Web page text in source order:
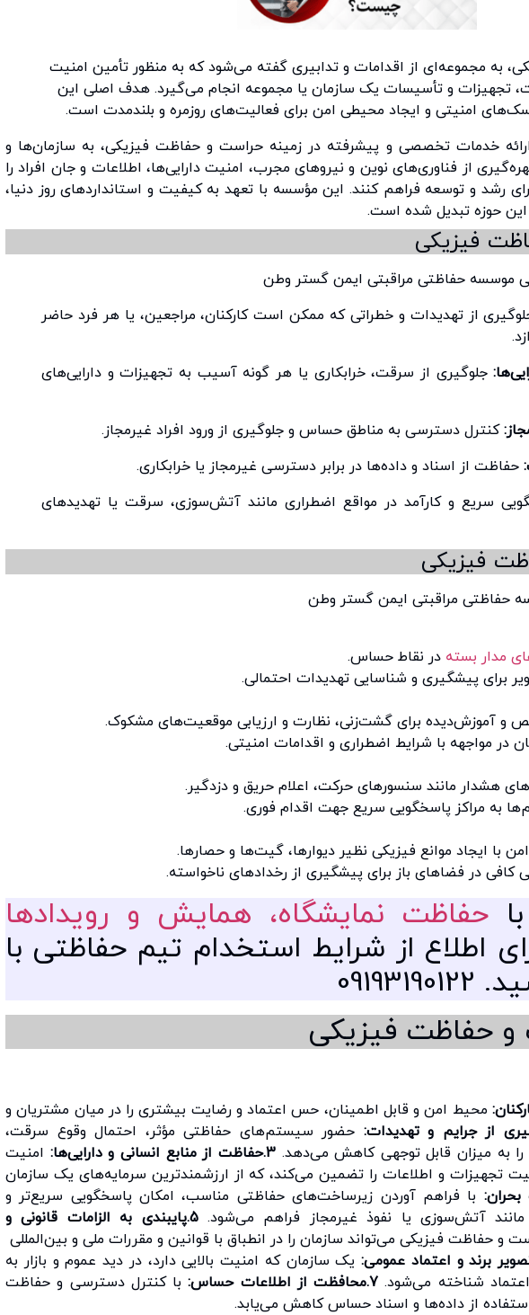
به مجموعه‌ای از اقدامات و تدابیری گفته می‌شود که به منظور تأمین امنیت
تجهیزات و تأسیسات یک سازمان یا مجموعه انجام می‌گیرد. هدف اصلی این
امنیتی و ایجاد محیطی امن برای فعالیت‌های روزمره و بلندمدت است.
خدمات تخصصی و پیشرفته در زمینه حراست و حفاظت فیزیکی، به سازمان‌ها و
از فناوری‌های نوین و نیروهای مجرب، امنیت دارایی‌ها، اطلاعات و جان افراد را
رشد و توسعه فراهم کنند. این مؤسسه با تعهد به کیفیت و استانداردهای روز دنیا،
این حوزه تبدیل شده است.
فیزیکی
از تهدیدات و خطراتی که ممکن است کارکنان، مراجعین، یا هر فرد حاضر
جلوگیری از سرقت، خرابکاری یا هر گونه آسیب به تجهیزات و دارایی‌های
کنترل دسترسی به مناطق حساس و جلوگیری از ورود افراد غیرمجاز.
حفاظت از اسناد و داده‌ها در برابر دسترسی غیرمجاز یا خرابکاری.
سریع و کارآمد در مواقع اضطراری مانند آتش‌سوزی، سرقت یا تهدیدهای
فیزیکی
مدار بسته در نقاط حساس.
برای پیشگیری و شناسایی تهدیدات احتمالی.
و آموزش‌دیده برای گشت‌زنی، نظارت و ارزیابی موقعیت‌های مشکوک.
در مواجهه با شرایط اضطراری و اقدامات امنیتی.
هشدار مانند سنسورهای حرکت، اعلام حریق و دزدگیر.
به مراکز پاسخگویی سریع جهت اقدام فوری.
با ایجاد موانع فیزیکی نظیر دیوارها، گیت‌ها و حصارها.
کافی در فضاهای باز برای پیشگیری از رخدادهای ناخواسته.
حفاظت نمایشگاه، همایش و رویدادها
اطلاع از شرایط استخدام تیم حفاظتی با
حفاظت فیزیکی
محیط امن و قابل اطمینان، حس اعتماد و رضایت بیشتری را در میان مشتریان و
حضور سیستم‌های حفاظتی مؤثر، احتمال وقوع سرقت،
را به میزان قابل توجهی کاهش می‌دهد.3.حفاظت از منابع انسانی و دارایی‌ها:
امنیت
تجهیزات و اطلاعات را تضمین می‌کند، که از ارزشمندترین سرمایه‌های یک سازمان
با فراهم آوردن زیرساخت‌های حفاظتی مناسب، امکان پاسخگویی سریع‌تر و
مانند آتش‌سوزی یا نفوذ غیرمجاز فراهم می‌شود. 5.پایبندی به الزامات قانونی و
و حفاظت فیزیکی می‌تواند سازمان را در انطباق با قوانین و مقررات ملی و بین‌المللی
یک سازمان که امنیت بالایی دارد، در دید عموم و بازار به
شناخته می‌شود. 7.محافظت از اطلاعات حساس:
با کنترل دسترسی و حفاظت
از داده‌ها و اسناد حساس کاهش می‌یابد.